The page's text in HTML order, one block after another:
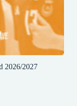
2026/2027